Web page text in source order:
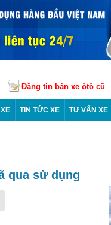
Đăng tin bán xe ôtô cũ
TIN TỨC XE TƯ VẤN XE
qua sử dụng